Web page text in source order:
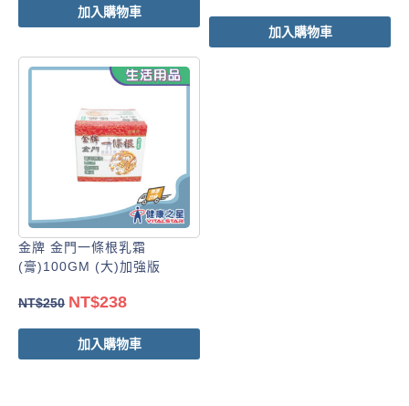
加入購物車
加入購物車
金牌 金門一條根乳霜
(膏)100GM (大)加強版
NT$250 NT$238
加入購物車